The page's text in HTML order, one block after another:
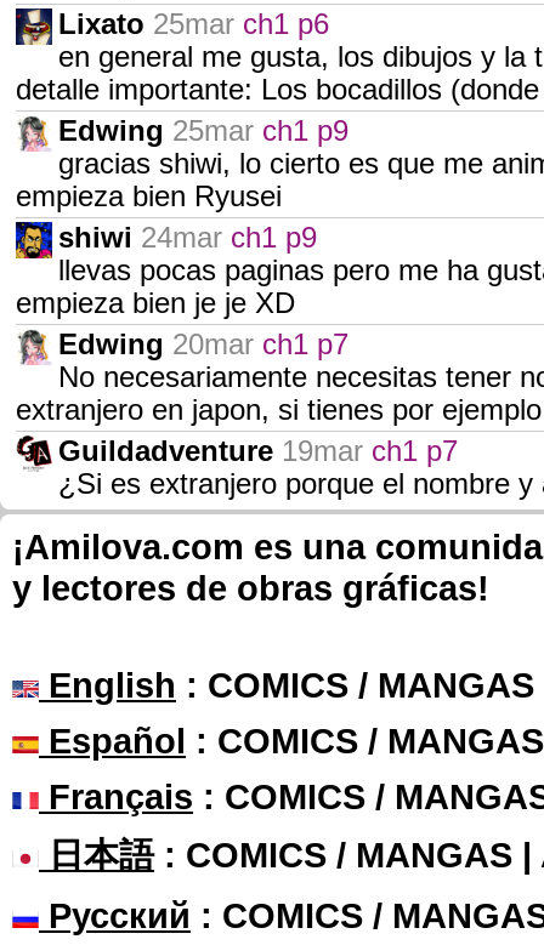
Lixato 25mar ch1 p6
en general me gusta, los dibujos y la
detalle importante: Los bocadillos
Edwing 25mar ch1 p9
gracias shiwi, lo cierto es que me
empieza bien Ryusei
shiwi 24mar ch1 p9
llevas pocas paginas pero me ha
empieza bien je je XD
Edwing 20mar ch1 p7
No necesariamente necesitas tener
extranjero en japon, si tienes por
Guildadventure 19mar ch1 p7
¿Si es extranjero porque el nombre
¡Amilova.com es una
y lectores de obras gráficas!
English : COMICS /
Español : COMICS /
Français : COMICS /
日本語: COMICS / MANGAS |
Русский : COMICS /